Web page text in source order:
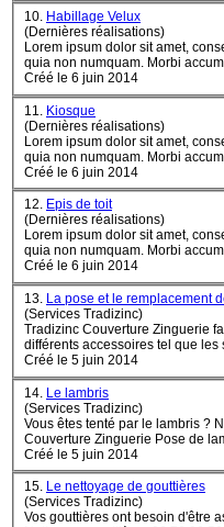
10. Habillage Velux
(Dernières réalisations)
Lorem ipsum dolor sit amet,
quia non
Créé le 6 juin 2014
11. Kiosque
(Dernières réalisations)
Lorem ipsum dolor sit amet,
quia non
Créé le 6 juin 2014
12. Epis de toit
(Dernières réalisations)
Lorem ipsum dolor sit amet,
quia non
Créé le 6 juin 2014
13. La pose et le remplacement
(Services Tradizinc)
Tradizinc Couverture Zinguerie
différents accessoires tel que les
Créé le 5 juin 2014
14. Le lambris
(Services Tradizinc)
Vous êtes tenté par le lambris ?
Créé le 5 juin 2014
15. Le nettoyage de gouttières
(Services Tradizinc)
Vos gouttières ont besoin d'être